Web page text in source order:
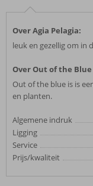
Over Agia Pelagia:
leuk en gezellig om in
Over Out of the
Out of the blue is is
en planten.
Algemene indruk
Ligging
Service
Prijs/kwaliteit